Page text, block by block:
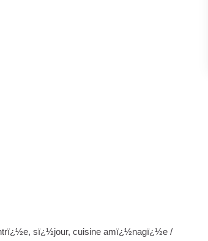
sï¿½jour, cuisine amï¿½nagï¿½e /